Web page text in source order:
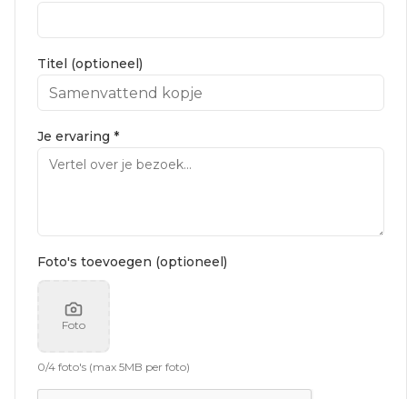
Titel (optioneel)
Je ervaring *
Foto's toevoegen (optioneel)
Foto
0/4 foto's (max 5MB per foto)